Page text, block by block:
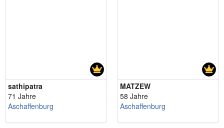
sathipatra
71 Jahre
Aschaffenburg
MATZEW
58 Jahre
Aschaffenburg